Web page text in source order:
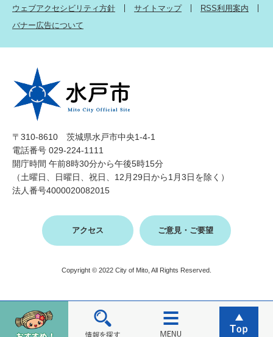
ウェブアクセシビリティ方針
サイトマップ
RSS利用案内
バナー広告について
〒310-8610 茨城県水戸市中央1-4-1
電話番号 029-224-1111
開庁時間 午前8時30分から午後5時15分
（土曜日、日曜日、祝日、12月29日から1月3日を除く）
法人番号4000020082015
アクセス ご意見・ご要望
Copyright © 2022 City of Mito, All Rights Reserved.